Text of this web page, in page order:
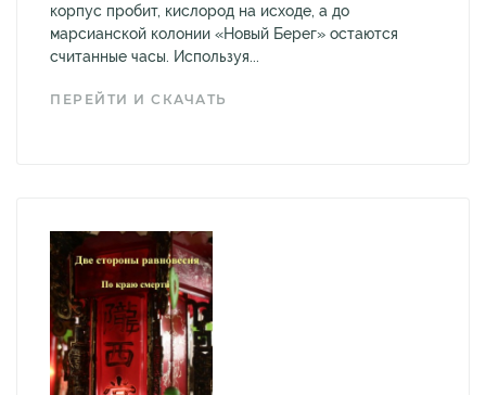
корпус пробит, кислород на исходе, а до
марсианской колонии «Новый Берег» остаются
считанные часы. Используя...
ПЕРЕЙТИ И СКАЧАТЬ